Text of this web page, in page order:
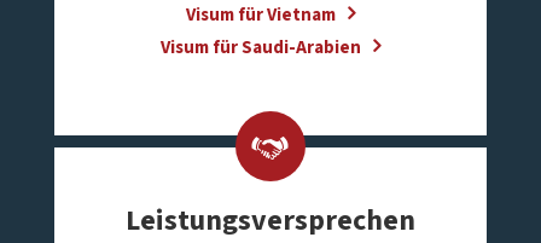
Visum für Vietnam
Visum für Saudi-Arabien
Leistungsversprechen